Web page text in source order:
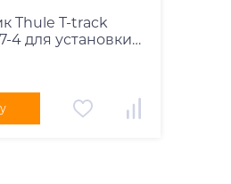
Thule T-track
4 для установки